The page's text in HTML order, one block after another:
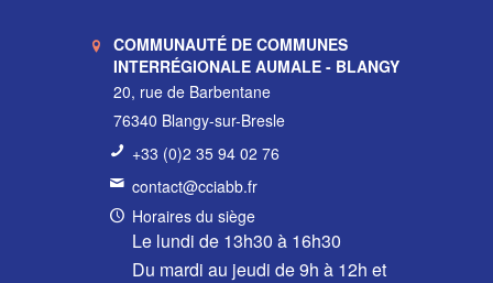
COMMUNAUTÉ DE COMMUNES
INTERRÉGIONALE AUMALE - BLANGY
20, rue de Barbentane
76340 Blangy-sur-Bresle
+33 (0)2 35 94 02 76
contact@cciabb.fr
Horaires du siège
Le lundi de 13h30 à 16h30
Du mardi au jeudi de 9h à 12h et